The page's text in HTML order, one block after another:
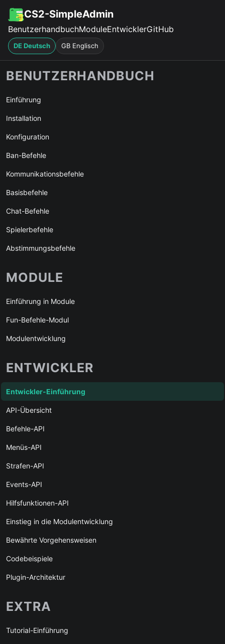
CS2-SimpleAdmin
BenutzerhandbuchModuleEntwicklerGitHub
DE Deutsch GB Englisch
BENUTZERHANDBUCH
Einführung
Installation
Konfiguration
Ban-Befehle
Kommunikationsbefehle
Basisbefehle
Chat-Befehle
Spielerbefehle
Abstimmungsbefehle
MODULE
Einführung in Module
Fun-Befehle-Modul
Modulentwicklung
ENTWICKLER
Entwickler-Einführung
API-Übersicht
Befehle-API
Menüs-API
Strafen-API
Events-API
Hilfsfunktionen-API
Einstieg in die Modulentwicklung
Bewährte Vorgehensweisen
Codebeispiele
Plugin-Architektur
EXTRA
Tutorial-Einführung